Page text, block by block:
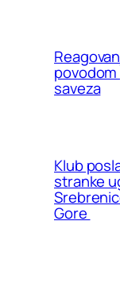
saveza
Klub
stranke
Gore